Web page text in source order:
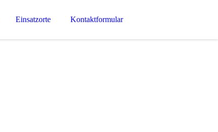
Einsatzorte Kontaktformular